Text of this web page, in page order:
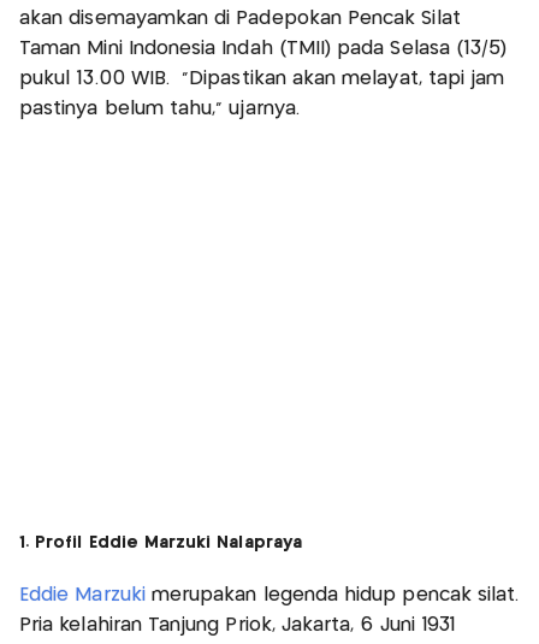
akan disemayamkan di Padepokan Pencak Silat
Taman Mini Indonesia Indah (TMII) pada Selasa (13/5)
pukul 13.00 WIB. "Dipastikan akan melayat, tapi jam
pastinya belum tahu," ujarnya.
1. Profil Eddie Marzuki Nalapraya
Eddie Marzukimerupakan legenda hidup pencak silat.
Pria kelahiran Tanjung Priok, Jakarta, 6 Juni 1931